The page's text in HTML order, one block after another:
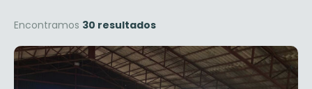
Encontramos 30 resultados